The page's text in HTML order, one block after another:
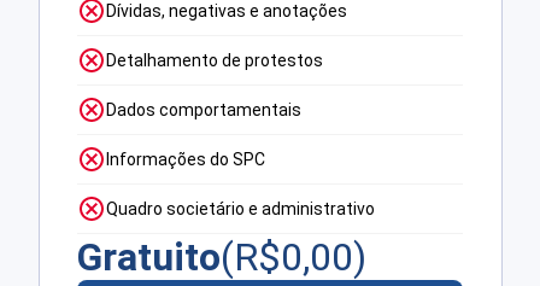
Dívidas, negativas e anotações
Detalhamento de protestos
Dados comportamentais
Informações do SPC
Quadro societário e administrativo
Gratuito(R$0,00)